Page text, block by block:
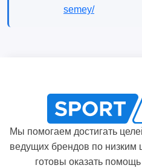
semey/
Мы помогаем достигать
ведущих брендов по низким
готовы оказать